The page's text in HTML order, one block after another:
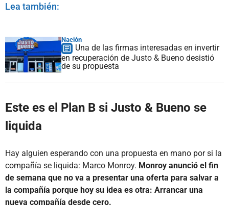
Lea también:
Nación
Una de las firmas interesadas en invertir
en recuperación de Justo & Bueno desistió
de su propuesta
Este es el Plan B si Justo & Bueno se
liquida
Hay alguien esperando con una propuesta en mano por si la
compañía se liquida: Marco Monroy. Monroy anunció el fin
de semana que no va a presentar una oferta para salvar a
la compañía porque hoy su idea es otra: Arrancar una
nueva compañía desde cero.